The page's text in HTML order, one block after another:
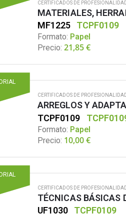
CERTIFICADOS DE
MATERIALES,
MF1225
TCPF0109
Formato: Papel
Precio: 21,85€
CERTIFICADOS DE
TCPF0109
Formato: Papel
Precio: 10,00€
CERTIFICADOS DE
TÉCNICAS BÁSICAS
UF1030
TCPF0109